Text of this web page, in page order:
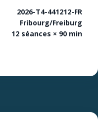
2026-T4-441212-FR
Fribourg/Freiburg
12 séances × 90 min